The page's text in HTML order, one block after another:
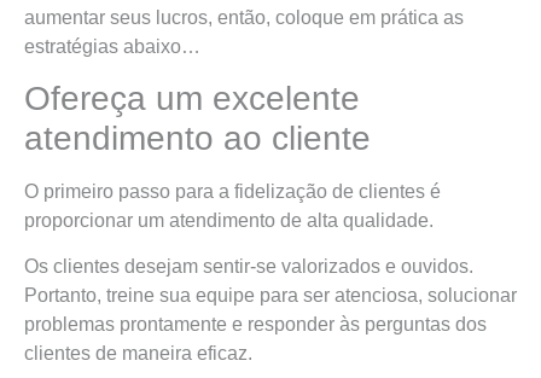
aumentar seus lucros, então, coloque em prática as
estratégias abaixo…
Ofereça um excelente
atendimento ao cliente
O primeiro passo para a fidelização de clientes é
proporcionar um atendimento de alta qualidade.
Os clientes desejam sentir-se valorizados e ouvidos.
Portanto, treine sua equipe para ser atenciosa, solucionar
problemas prontamente e responder às perguntas dos
clientes de maneira eficaz.